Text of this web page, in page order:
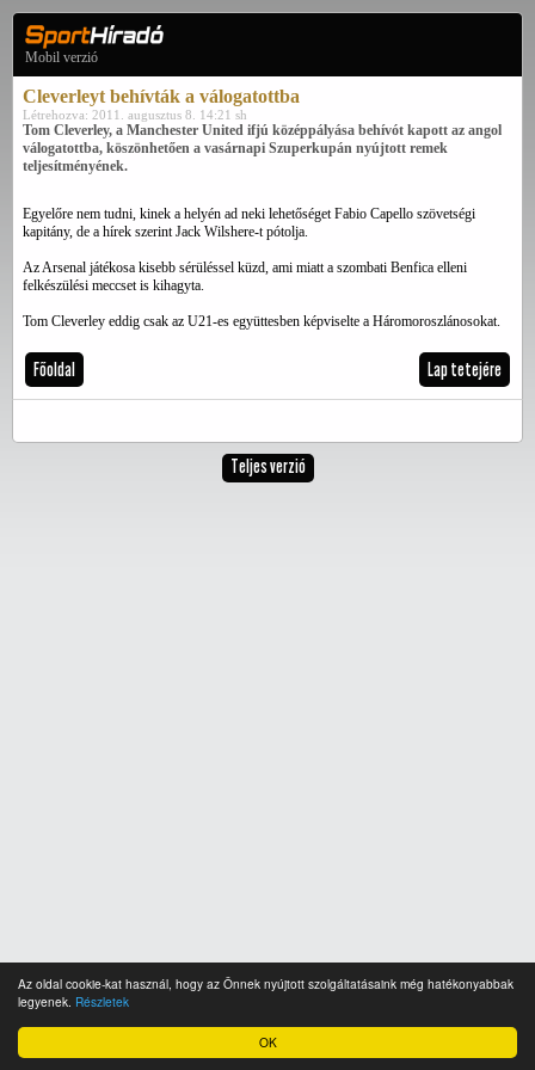
OK
Az oldal cookie-kat használ, hogy az Önnek nyújtott szolgáltatásaink még hatékonyabbak
legyenek. Részletek
Mobil verzió
Cleverleyt behívták a válogatottba
Létrehozva: 2011. augusztus 8. 14:21 sh
Tom Cleverley, a Manchester United ifjú középpályása behívót kapott az angol
válogatottba, köszönhetően a vasárnapi Szuperkupán nyújtott remek
teljesítményének.
Egyelőre nem tudni, kinek a helyén ad neki lehetőséget Fabio Capello szövetségi
kapitány, de a hírek szerint Jack Wilshere-t pótolja.
Az Arsenal játékosa kisebb sérüléssel küzd, ami miatt a szombati Benfica elleni
felkészülési meccset is kihagyta.
Tom Cleverley eddig csak az U21-es együttesben képviselte a Háromoroszlánosokat.
Főoldal Lap tetejére
Teljes verzió